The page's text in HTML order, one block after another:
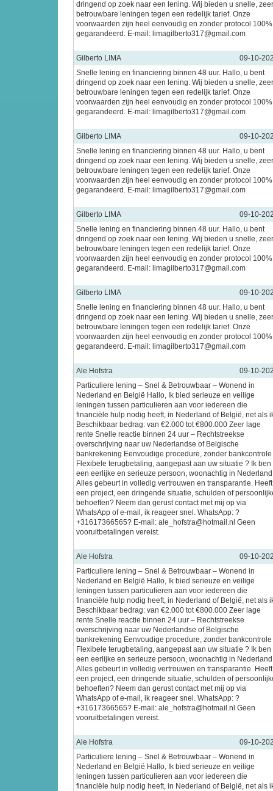
dringend op zoek naar een lening. Wij bieden u snelle, zeer
betrouwbare leningen tegen een redelijk tarief. Onze
voorwaarden zijn heel eenvoudig en zonder protocol 100%
gegarandeerd. E-mail: limagilberto317@gmail.com
Gilberto LIMA
09-10-
Snelle lening en financiering binnen 48 uur. Hallo, u bent
dringend op zoek naar een lening. Wij bieden u snelle, zeer
betrouwbare leningen tegen een redelijk tarief. Onze
voorwaarden zijn heel eenvoudig en zonder protocol 100%
gegarandeerd. E-mail: limagilberto317@gmail.com
Gilberto LIMA
09-10-
Snelle lening en financiering binnen 48 uur. Hallo, u bent
dringend op zoek naar een lening. Wij bieden u snelle, zeer
betrouwbare leningen tegen een redelijk tarief. Onze
voorwaarden zijn heel eenvoudig en zonder protocol 100%
gegarandeerd. E-mail: limagilberto317@gmail.com
Gilberto LIMA
09-10-
Snelle lening en financiering binnen 48 uur. Hallo, u bent
dringend op zoek naar een lening. Wij bieden u snelle, zeer
betrouwbare leningen tegen een redelijk tarief. Onze
voorwaarden zijn heel eenvoudig en zonder protocol 100%
gegarandeerd. E-mail: limagilberto317@gmail.com
Gilberto LIMA
09-10-
Snelle lening en financiering binnen 48 uur. Hallo, u bent
dringend op zoek naar een lening. Wij bieden u snelle, zeer
betrouwbare leningen tegen een redelijk tarief. Onze
voorwaarden zijn heel eenvoudig en zonder protocol 100%
gegarandeerd. E-mail: limagilberto317@gmail.com
Ale Hofstra
09-10-
Particuliere lening – Snel & Betrouwbaar – Wonend in
Nederland en België Hallo, Ik bied serieuze en veilige
leningen tussen particulieren aan voor iedereen die
financiële hulp nodig heeft, in Nederland of België, net als
Beschikbaar bedrag: van €2.000 tot €800.000 Zeer lage
rente Snelle reactie binnen 24 uur – Rechtstreekse
overschrijving naar uw Nederlandse of Belgische
bankrekening Eenvoudige procedure, zonder bankcontrole
Flexibele terugbetaling, aangepast aan uw situatie ? Ik ben
een eerlijke en serieuze persoon, woonachtig in
Alles gebeurt in volledig vertrouwen en transparantie.
een project, een dringende situatie, schulden of
behoeften? Neem dan gerust contact met mij op via
WhatsApp of e-mail, ik reageer snel. WhatsApp: ?
+31617366565? E-mail: ale_hofstra@hotmail.nl Geen
vooruitbetalingen vereist.
Ale Hofstra
09-10-
Particuliere lening – Snel & Betrouwbaar – Wonend in
Nederland en België Hallo, Ik bied serieuze en veilige
leningen tussen particulieren aan voor iedereen die
financiële hulp nodig heeft, in Nederland of België, net als
Beschikbaar bedrag: van €2.000 tot €800.000 Zeer lage
rente Snelle reactie binnen 24 uur – Rechtstreekse
overschrijving naar uw Nederlandse of Belgische
bankrekening Eenvoudige procedure, zonder bankcontrole
Flexibele terugbetaling, aangepast aan uw situatie ? Ik ben
een eerlijke en serieuze persoon, woonachtig in
Alles gebeurt in volledig vertrouwen en transparantie.
een project, een dringende situatie, schulden of
behoeften? Neem dan gerust contact met mij op via
WhatsApp of e-mail, ik reageer snel. WhatsApp: ?
+31617366565? E-mail: ale_hofstra@hotmail.nl Geen
vooruitbetalingen vereist.
Ale Hofstra
09-10-
Particuliere lening – Snel & Betrouwbaar – Wonend in
Nederland en België Hallo, Ik bied serieuze en veilige
leningen tussen particulieren aan voor iedereen die
financiële hulp nodig heeft, in Nederland of België, net als